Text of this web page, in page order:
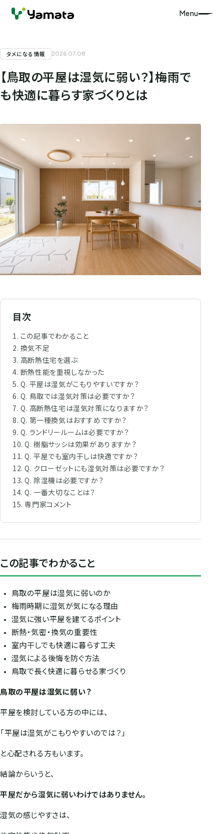
Menu
タメになる情報 2026.07.08
【鳥取の平屋は湿気に弱い？】梅雨で
も快適に暮らす家づくりとは
目次
この記事でわかること
換気不足
高断熱住宅を選ぶ
断熱性能を重視しなかった
Q. 平屋は湿気がこもりやすいですか？
Q. 鳥取では湿気対策は必要ですか？
Q. 高断熱住宅は湿気対策になりますか？
Q. 第一種換気はおすすめですか？
Q. ランドリールームは必要ですか？
Q. 樹脂サッシは効果がありますか？
Q. 平屋でも室内干しは快適ですか？
Q. クローゼットにも湿気対策は必要ですか？
Q. 除湿機は必要ですか？
Q. 一番大切なことは？
専門家コメント
この記事でわかること
鳥取の平屋は湿気に弱いのか
梅雨時期に湿気が気になる理由
湿気に強い平屋を建てるポイント
断熱・気密・換気の重要性
室内干しでも快適に暮らす工夫
湿気による後悔を防ぐ方法
鳥取で長く快適に暮らせる家づくり
鳥取の平屋は湿気に弱い？
平屋を検討している方の中には、
「平屋は湿気がこもりやすいのでは？」
と心配される方もいます。
結論からいうと、
平屋だから湿気に弱いわけではありません。
湿気の感じやすさは、